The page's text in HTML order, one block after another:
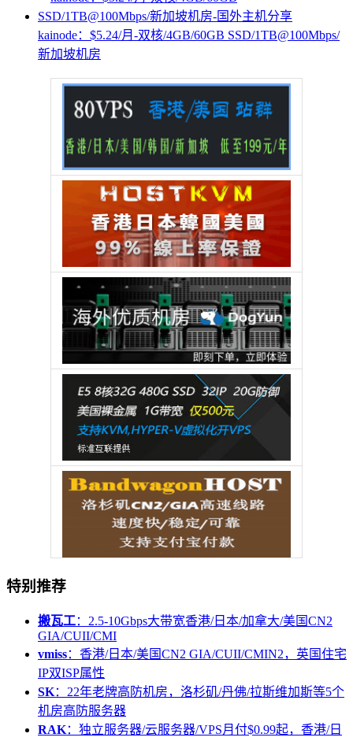
kainode：$5.24/月-双核/4GB/60GB SSD/1TB@100Mbps/
新加坡机房
特别推荐
搬瓦工：2.5-10Gbps大带宽香港/日本/加拿大/美国CN2
GIA/CUII/CMI
vmiss：香港/日本/美国CN2 GIA/CUII/CMIN2，英国住宅
IP双ISP属性
SK：22年老牌高防机房，洛杉矶/丹佛/拉斯维加斯等5个
机房高防服务器
RAK：独立服务器/云服务器/VPS月付$0.99起，香港/日